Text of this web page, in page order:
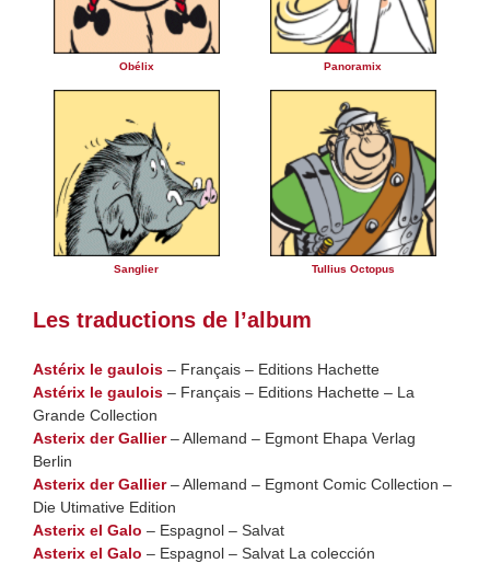
Obélix Panoramix
Sanglier Tullius Octopus
Les traductions de l’album
Astérix le gaulois – Français – Editions Hachette
Astérix le gaulois – Français – Editions Hachette – La
Grande Collection
Asterix der Gallier– Allemand – Egmont Ehapa Verlag
Berlin
Asterix der Gallier– Allemand – Egmont Comic Collection –
Die Utimative Edition
Asterix el Galo – Espagnol – Salvat
Asterix el Galo – Espagnol – Salvat La colección